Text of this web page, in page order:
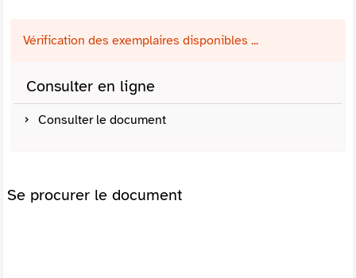
Vérification des exemplaires disponibles ...
Consulter en ligne
Consulter le document
Se procurer le document